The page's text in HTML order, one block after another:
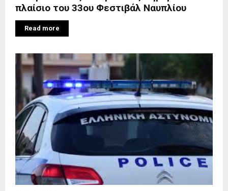
πλαίσιο του 33ου Φεστιβάλ Ναυπλίου
Read more